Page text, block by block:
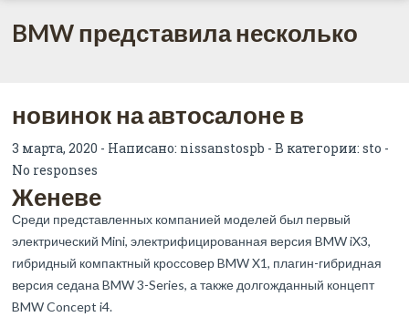
BMW представила несколько
новинок на автосалоне в
Женеве
3 марта, 2020 - Написано: nissanstospb - В категории:sto -
No responses
Среди представленных компанией моделей был первый
электрический Mini, электрифицированная версия BMW iX3,
гибридный компактный кроссовер BMW X1, плагин-гибридная
версия седана BMW 3-Series, а также долгожданный концепт
BMW Concept i4.